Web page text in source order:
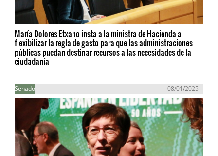
María Dolores Etxano insta a la ministra de Hacienda a
flexibilizar la regla de gasto para que las administraciones
públicas puedan destinar recursos a las necesidades de la
ciudadanía
Senado 08/01/2025